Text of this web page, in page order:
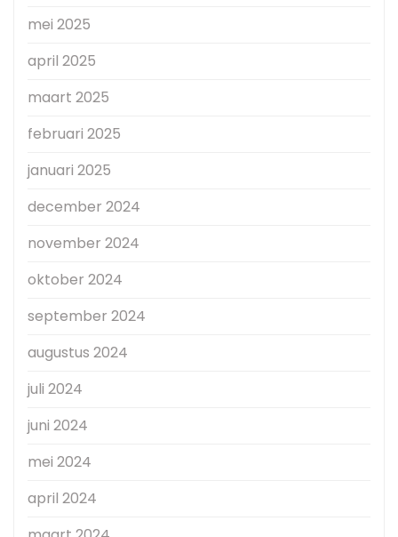
mei 2025
april 2025
maart 2025
februari 2025
januari 2025
december 2024
november 2024
oktober 2024
september 2024
augustus 2024
juli 2024
juni 2024
mei 2024
april 2024